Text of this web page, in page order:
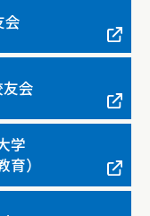
会
会
学
）